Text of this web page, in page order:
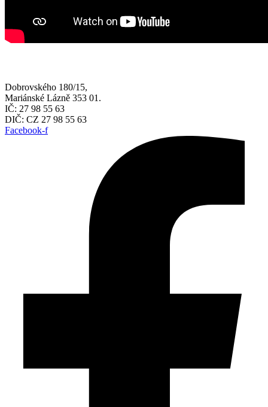
Dobrovského 180/15,
Mariánské Lázně 353 01.
IČ: 27 98 55 63
DIČ: CZ 27 98 55 63
Facebook-f